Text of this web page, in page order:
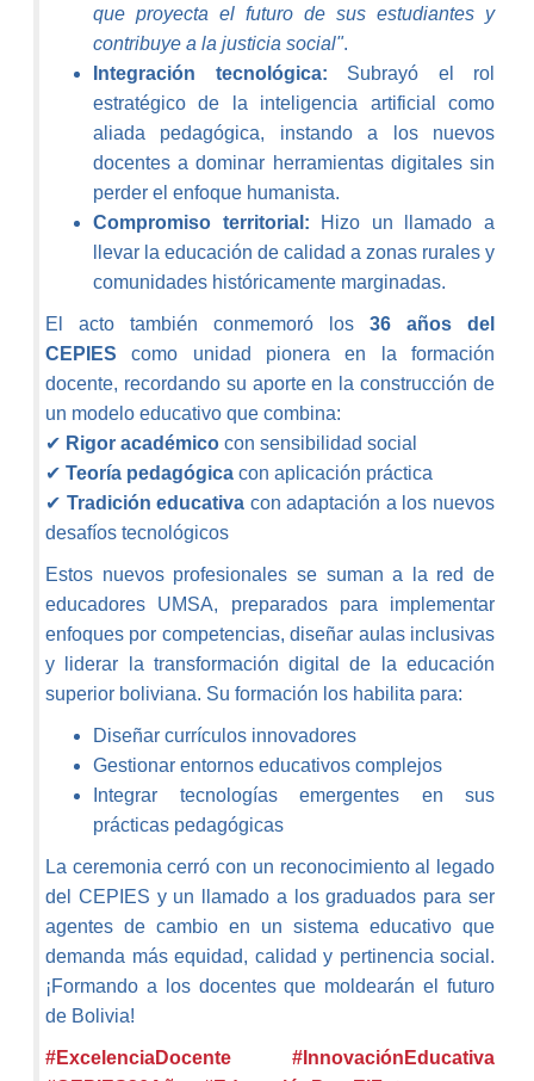
que proyecta el futuro de sus estudiantes y
contribuye a la justicia social".
Integración tecnológica: Subrayó el rol
estratégico de la inteligencia artificial como
aliada pedagógica, instando a los nuevos
docentes a dominar herramientas digitales sin
perder el enfoque humanista.
Compromiso territorial: Hizo un llamado a
llevar la educación de calidad a zonas rurales y
comunidades históricamente marginadas.
El acto también conmemoró los 36 años del
CEPIES como unidad pionera en la formación
docente, recordando su aporte en la construcción de
un modelo educativo que combina:
✔ Rigor académico con sensibilidad social
✔ Teoría pedagógica con aplicación práctica
✔ Tradición educativa con adaptación a los nuevos
desafíos tecnológicos
Estos nuevos profesionales se suman a la red de
educadores UMSA, preparados para implementar
enfoques por competencias, diseñar aulas inclusivas
y liderar la transformación digital de la educación
superior boliviana. Su formación los habilita para:
Diseñar currículos innovadores
Gestionar entornos educativos complejos
Integrar tecnologías emergentes en sus
prácticas pedagógicas
La ceremonia cerró con un reconocimiento al legado
del CEPIES y un llamado a los graduados para ser
agentes de cambio en un sistema educativo que
demanda más equidad, calidad y pertinencia social.
¡Formando a los docentes que moldearán el futuro
de Bolivia!
#ExcelenciaDocente
#InnovaciónEducativa